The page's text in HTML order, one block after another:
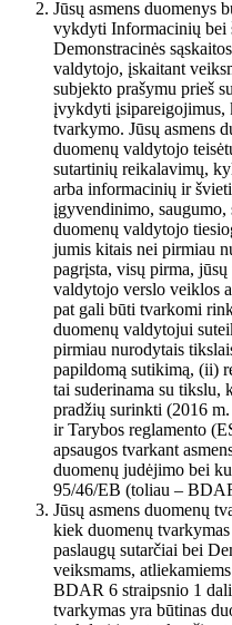
Jūsų asmens duomenys
vykdyti Informacinių bei
Demonstracinės
valdytojo, įskaitant
subjekto prašymu prieš
įvykdyti įsipareigojimus,
tvarkymo. Jūsų asmens
duomenų valdytojo
sutartinių reikalavimų,
arba informacinių ir
įgyvendinimo, saugumo,
duomenų valdytojo
jumis kitais nei pirmiau
pagrįsta, visų pirma,
valdytojo verslo veiklos
pat gali būti tvarkomi
duomenų valdytojui
pirmiau nurodytais
papildomą sutikimą, (ii)
tai suderinama su tikslu,
pradžių surinkti (2016
ir Tarybos reglamento
apsaugos tvarkant
duomenų judėjimo bei
95/46/EB (toliau –
Jūsų asmens duomenų
kiek duomenų
paslaugų sutarčiai bei
veiksmams,
BDAR 6 straipsnio 1
tvarkymas yra būtinas